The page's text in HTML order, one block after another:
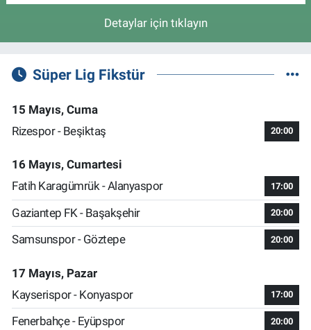
Detaylar için tıklayın
Süper Lig Fikstür
15 Mayıs, Cuma
Rizespor - Beşiktaş
20:00
16 Mayıs, Cumartesi
Fatih Karagümrük - Alanyaspor
17:00
Gaziantep FK - Başakşehir 20:00
Samsunspor - Göztepe 20:00
17 Mayıs, Pazar
Kayserispor - Konyaspor
17:00
Fenerbahçe - Eyüpspor 20:00